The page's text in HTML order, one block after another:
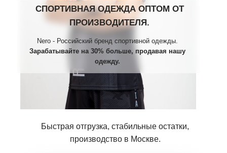
Быстрая отгрузка, стабильные остатки,
производство в Москве.
Nero - Российский бренд спортивной одежды.
Зарабатывайте на 30% больше, продавая нашу
одежду.
СПОРТИВНАЯ ОДЕЖДА ОПТОМ ОТ
ПРОИЗВОДИТЕЛЯ.